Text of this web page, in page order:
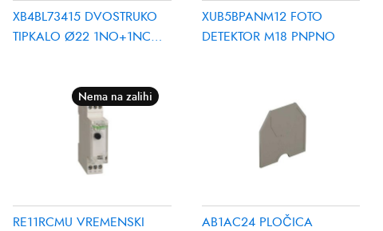
XB4BL73415 DVOSTRUKO
TIPKALO Ø22 1NO+1NC
XUB5BPANM12 FOTO
DETEKTOR M18 PNPNO
Nema na zalihi
RE11RCMU VREMENSKI
AB1AC24 PLOČICA